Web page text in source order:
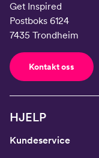
Get Inspired
Postboks 6124
7435 Trondheim
Kontakt oss
HJELP
Kundeservice